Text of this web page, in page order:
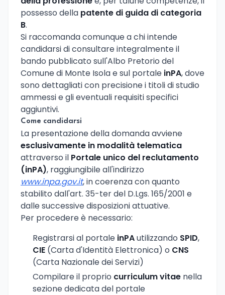
possesso della patente di guida di categoria
B.
Si raccomanda comunque a chi intende
candidarsi di consultare integralmente il
bando pubblicato sull'Albo Pretorio del
Comune di Monte Isola e sul portale inPA, dove
sono dettagliati con precisione i titoli di studio
ammessi e gli eventuali requisiti specifici
aggiuntivi.
Come candidarsi
La presentazione della domanda avviene
esclusivamente in modalità telematica
attraverso il Portale unico del reclutamento
(inPA), raggiungibile all'indirizzo
www.inpa.gov.it, in coerenza con quanto
stabilito dall'art. 35-ter del D.Lgs. 165/2001 e
dalle successive disposizioni attuative.
Per procedere è necessario:
Registrarsi al portale inPAutilizzando SPID,
CIE (Carta d'Identità Elettronica) o CNS
(Carta Nazionale dei Servizi)
Compilare il proprio curriculum vitae nella
sezione dedicata del portale